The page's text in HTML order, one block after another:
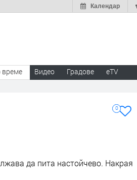
Календар
време Видео Градове eTV
0
да пита настойчево. Накрая